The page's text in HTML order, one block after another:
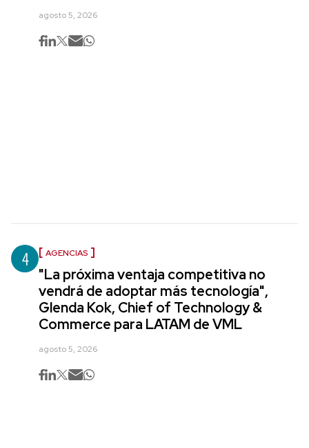
agosto 5, 2026
4 AGENCIAS
"La próxima ventaja competitiva no
vendrá de adoptar más tecnología",
Glenda Kok, Chief of Technology &
Commerce para LATAM de VML
agosto 5, 2026